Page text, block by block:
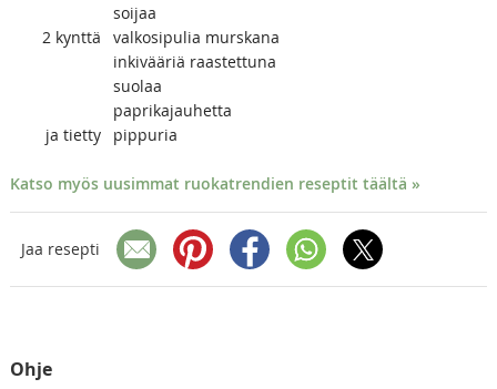
soijaa
2 kynttä
valkosipulia murskana
inkivääriä raastettuna
suolaa
paprikajauhetta
ja tietty
pippuria
Katso myös uusimmat ruokatrendien reseptit täältä »
Jaa resepti
Ohje